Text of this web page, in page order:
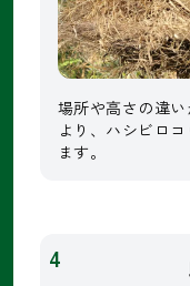
場所や高さの違
より、ハシビロ
ます。
4